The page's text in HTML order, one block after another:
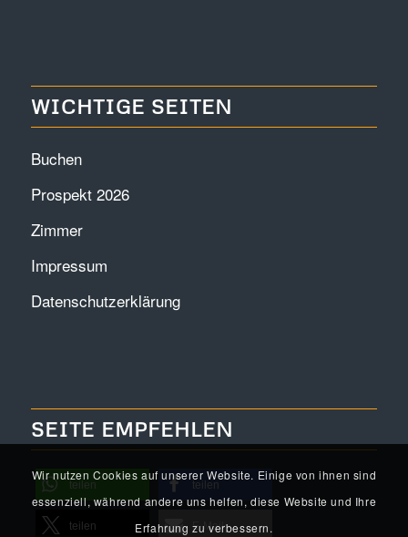
WICHTIGE SEITEN
Buchen
Prospekt 2026
Zimmer
Impressum
Datenschutzerklärung
SEITE EMPFEHLEN
teilen teilen
teilen E-Mail
Wir nutzen Cookies auf unserer Website. Einige von ihnen sind
essenziell, während andere uns helfen, diese Website und Ihre
Erfahrung zu verbessern.